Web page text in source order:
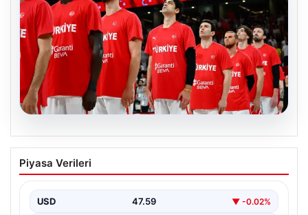
05.08.2026
12 Dev Adam — Litvanya Sınavı İçin
Biletler Satışta
kapsamındaki Litvanya maçı için biletler resmi…
Piyasa Verileri
USD 47.59 ▼ -0.02%